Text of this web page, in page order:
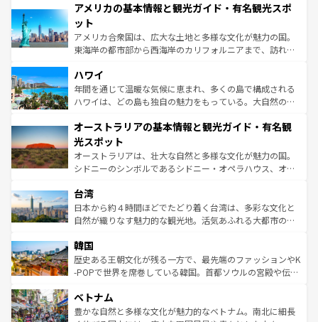
ンツ一覧を参照してほしい。
の建物がそのまま残る町や、スイスならではのユニークな
博物館もあり、アルプス観光だけでなく町歩きも満喫する
ことができる。国民の所得が高いため物価も高いが、旅行
者向けの交通パス提供のサービスもあり、うまく活用すれ
着のスイス情報は
アメリカの基本情報と観光ガイド・有名観光スポ
ット
アメリカ合衆国は、広大な土地と多様な文化が魅力の国。
東海岸の都市部から西海岸のカリフォルニアまで、訪れる
のような巨大都市は、観光、ショッピング、エンターテイ
ンメントが詰まった刺激的なスポットだ。一方、アメリカ
西部には大自然が広がり、グランドキャニオンやイエロー
部のニューオーリンズでは、音楽と美食が融合した独特の
文化が魅力。旅行者はアメリカの各地域で異なる魅力を楽
しみながら、その多様性と豊かな歴史を感じることができ
るだろう。車でのロードトリップや列車の旅も、アメリカ
情報は
ハワイ
年間を通じて温暖な気候に恵まれ、多くの島で構成される
ハワイは、どの島も独自の魅力をもっている。大自然の神
ワイ島は見逃せない。また、定番の観光地といえばオアフ
島だが、静かな自然を求めるならマウイ島やカウアイ島が
おすすめ。エメラルドグリーンに輝く海をはじめ、豊かな
文化や歴史が息づいている。「アロハスピリット」と呼ば
人々、おいしいローカルフードやハワイアンミュージッ
ク、伝統的なフラダンスなど、すべてがハワイの魅力を彩
っている。訪れるたびに新しい発見と感動が待っているハ
はコンテンツ一覧
オーストラリアの基本情報と観光ガイド・有名観
光スポット
オーストラリアは、壮大な自然と多様な文化が魅力の国。
シドニーのシンボルであるシドニー・オペラハウス、オー
リアリーフや大陸中央部にそびえるウルル（エアーズロッ
ク）、タスマニアの美しい原生林やケアンズの熱帯雨林な
ど、見どころがたくさん。また、カフェやワイン、オージ
いる。アクティビティも充実しており、サーフィンやダイ
ビング、ハイキングなど、アウトドア好きにはたまらな
い。オーストラリアの多彩な魅力を存分に味わいつくそ
参照してほしい。
台湾
日本から約４時間ほどでたどり着く台湾は、多彩な文化と
自然が織りなす魅力的な観光地。活気あふれる大都市の台
ン）、静ひつな山岳地帯である台湾東部など、都市の喧騒
と山間の静けさが共存しており、訪れる人に新しい発見と
驚きをもたらしてくれる。また、奥深い台湾の食文化も魅
容にもいいと評判のスイーツなど、バラエティ豊かな料理
が味わえる。 なお、新着の台湾情報は コンテンツ一覧を参
韓国
歴史ある王朝文化が残る一方で、最先端のファッションやK
-POPで世界を席巻している韓国。首都ソウルの宮殿や伝統
き、地方に足を延ばせば四季折々の自然美を楽しむことが
できる。そして、キムチや焼肉、絶品のストリートフード
ベトナム
豊かな自然と多様な文化が魅力的なベトナム。南北に細長